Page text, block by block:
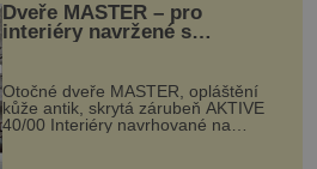
Dveře MASTER – pro
interiéry navržené s
rozumem i vášní!
Otočné dveře MASTER, opláštění
kůže antik, skrytá zárubeň AKTIVE
40/00 Interiéry navrhované na
zakázku často vyžadují atypické
rozměry nejen nábytku, ale i